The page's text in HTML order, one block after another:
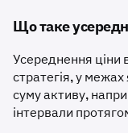
Що таке
Усереднення ціни
стратегія, у
суму активу,
інтервали